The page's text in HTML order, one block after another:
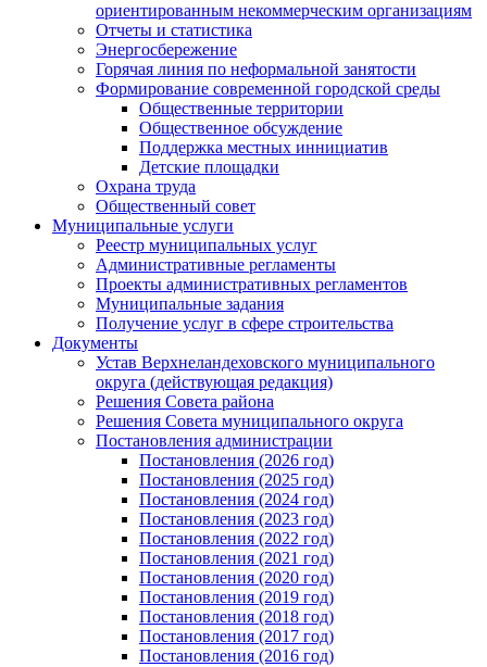
ориентированным некоммерческим организациям
Отчеты и статистика
Энергосбережение
Горячая линия по неформальной занятости
Формирование современной городской среды
Общественные территории
Общественное обсуждение
Поддержка местных иннициатив
Детские площадки
Охрана труда
Общественный совет
Муниципальные услуги
Реестр муниципальных услуг
Административные регламенты
Проекты административных регламентов
Муниципальные задания
Получение услуг в сфере строительства
Документы
Устав Верхнеландеховского муниципального
округа (действующая редакция)
Решения Совета района
Решения Совета муниципального округа
Постановления администрации
Постановления (2026 год)
Постановления (2025 год)
Постановления (2024 год)
Постановления (2023 год)
Постановления (2022 год)
Постановления (2021 год)
Постановления (2020 год)
Постановления (2019 год)
Постановления (2018 год)
Постановления (2017 год)
Постановления (2016 год)